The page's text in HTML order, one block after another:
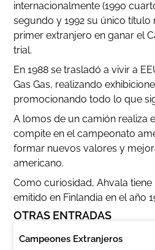
internacionalmente (1990
segundo y 1992 su único título
primer extranjero en ganar el
trial.
En 1988 se trasladó a vivir a
Gas Gas, realizando
promocionando todo lo que
A lomos de un camión realiza
compite en el campeonato
formar nuevos valores y
americano.
Como curiosidad, Ahvala
emitido en Finlandia en el año
OTRAS ENTRADAS
Campeones Extranjeros